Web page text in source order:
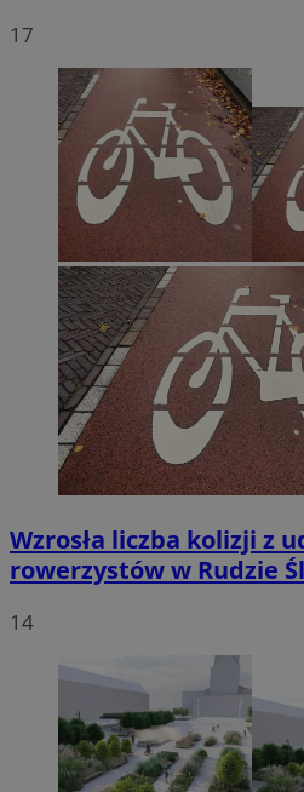
17
Wzrosła liczba kolizji z
rowerzystów w Rudzie
14